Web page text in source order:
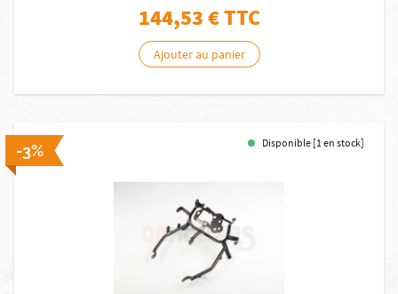
144,53€ TTC
Ajouter au panier
-3% Disponible [1 en stock]